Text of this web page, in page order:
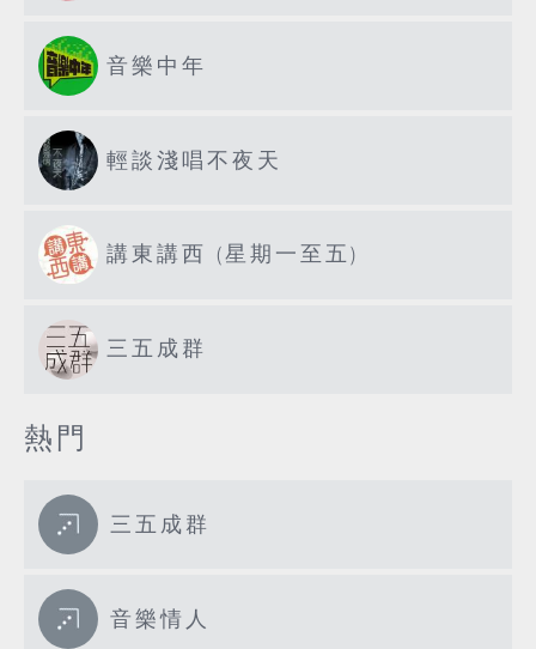
音樂中年
輕談淺唱不夜天
講東講西 (星期一至五)
三五成群
熱門
三五成群
音樂情人